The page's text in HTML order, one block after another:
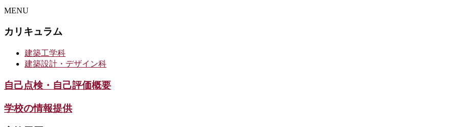
MENU
カリキュラム
建築工学科
建築設計・デザイン科
自己点検・自己評価概要
学校の情報提供